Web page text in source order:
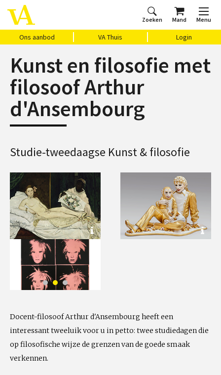
Zoeken Mand Menu
Ons aanbod VA Thuis Login
Home
Ons aanbod
Agenda
VAthuis
Over ons
Vragen?
Cadeaubon
Kunst en filosofie met
filosoof Arthur
d'Ansembourg
Studie-tweedaagse Kunst & filosofie
Docent-filosoof Arthur d'Ansembourg heeft een
interessant tweeluik voor u in petto: twee studiedagen die
op filosofische wijze de grenzen van de goede smaak
verkennen.